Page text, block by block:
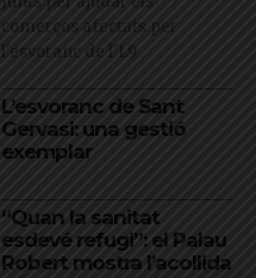
comerços afectats per
l'esvoranc de l'L9
L’esvoranc de Sant
Gervasi: una gestió
exemplar
“Quan la sanitat
esdevé refugi”: el Palau
Robert mostra l’acollida